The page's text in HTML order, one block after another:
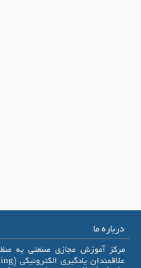
درباره ما
مرکز آموزش مجازی صنعتی به